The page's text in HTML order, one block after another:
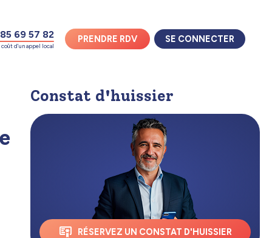
69 57 82
coût d'un appel local
PRENDRE RDV SE CONNECTER
Constat d'huissier
RÉSERVEZ UN CONSTAT D'HUISSIER